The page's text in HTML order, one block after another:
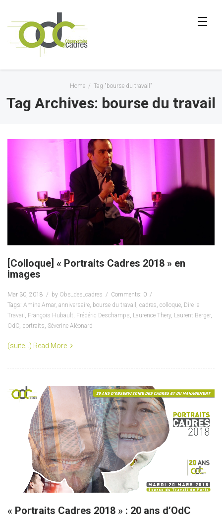
Home / Tag "bourse du travail"
Tag Archives: bourse du travail
[Colloque] « Portraits Cadres 2018 » en
images
Mar 30, 2018 by Obs_des_cadres
Comments: 0
Tags: Amine Amar, anniversaire, bourse du travail , cadres, colloque, Dire le
Travail , François Hubault, Frédéric Deschamps, Laurence Thery, Laurent Berger,
OdC, portraits, Séverine Aléonard
(suite…) Read More
« Portraits Cadres 2018 » : 20 ans d’OdC